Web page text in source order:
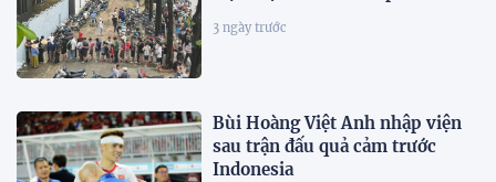
3 ngày trước
Bùi Hoàng Việt Anh nhập viện
sau trận đấu quả cảm trước
Indonesia